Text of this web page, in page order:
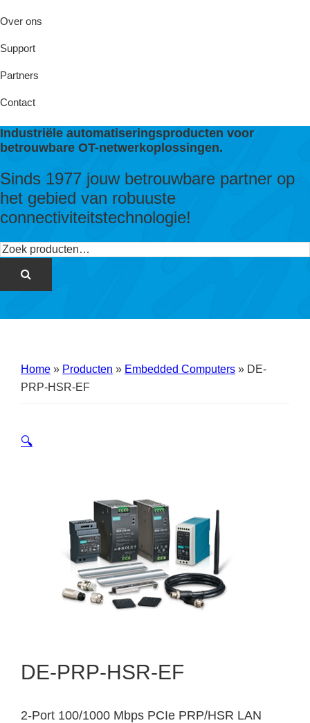
Over ons
Support
Partners
Contact
Industriële automatiseringsproducten voor
betrouwbare OT-netwerkoplossingen.
Sinds 1977 jouw betrouwbare partner op
het gebied van robuuste
connectiviteitstechnologie!
Zoeken
Home » Producten » Embedded Computers » DE-
PRP-HSR-EF
🔍
DE-PRP-HSR-EF
2-Port 100/1000 Mbps PCIe PRP/HSR LAN